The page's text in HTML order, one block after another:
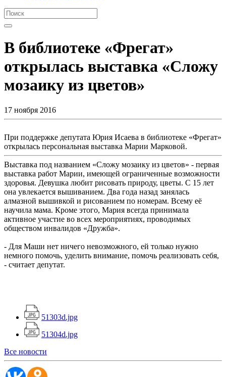
В библиотеке «Фрегат»
открылась выставка «Сложу
мозаику из цветов»
17 ноября 2016
При поддержке депутата Юрия Исаева в библиотеке «Фрегат»
открылась персональная выставка Марии Марковой.
Выставка под названием «Сложу мозаику из цветов» - первая
выставка работ Марии, имеющей ограниченные возможности
здоровья. Девушка любит рисовать природу, цветы. С 15 лет
она увлекается вышиванием. Два года назад занялась
алмазной вышивкой и рисованием по номерам. Всему её
научила мама. Кроме этого, Мария всегда принимала
активное участие во всех мероприятиях, проводимых
обществом инвалидов «Дружба».
- Для Маши нет ничего невозможного, ей только нужно
немного помочь, уделить внимание, помочь реализовать себя,
- считает депутат.
51303d.jpg
51304d.jpg
Все новости